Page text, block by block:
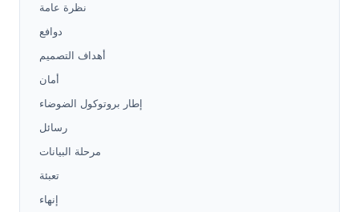
نظرة عامة
دوافع
أهداف التصميم
أمان
إطار بروتوكول الضوضاء
رسائل
مرحلة البيانات
تعبئة
إنهاء